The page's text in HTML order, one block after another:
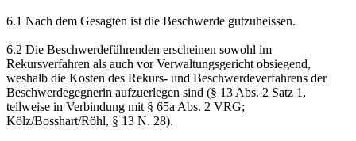
6.1 Nach dem Gesagten ist die Beschwerde gutzuheissen.
6.2 Die Beschwerdeführenden erscheinen sowohl im
Rekursverfahren als auch vor Verwaltungsgericht obsiegend,
weshalb die Kosten des Rekurs- und Beschwerdeverfahrens der
Beschwerdegegnerin aufzuerlegen sind (§ 13 Abs. 2 Satz 1,
teilweise in Verbindung mit § 65a Abs. 2 VRG;
Kölz/Bosshart/Röhl, § 13 N. 28).